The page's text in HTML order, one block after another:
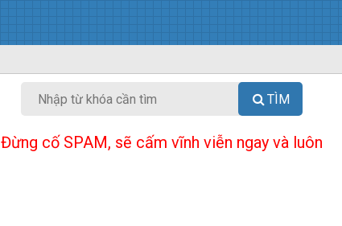
TÌM
Đừng cố SPAM, sẽ cấm vĩnh viễn ngay và luôn